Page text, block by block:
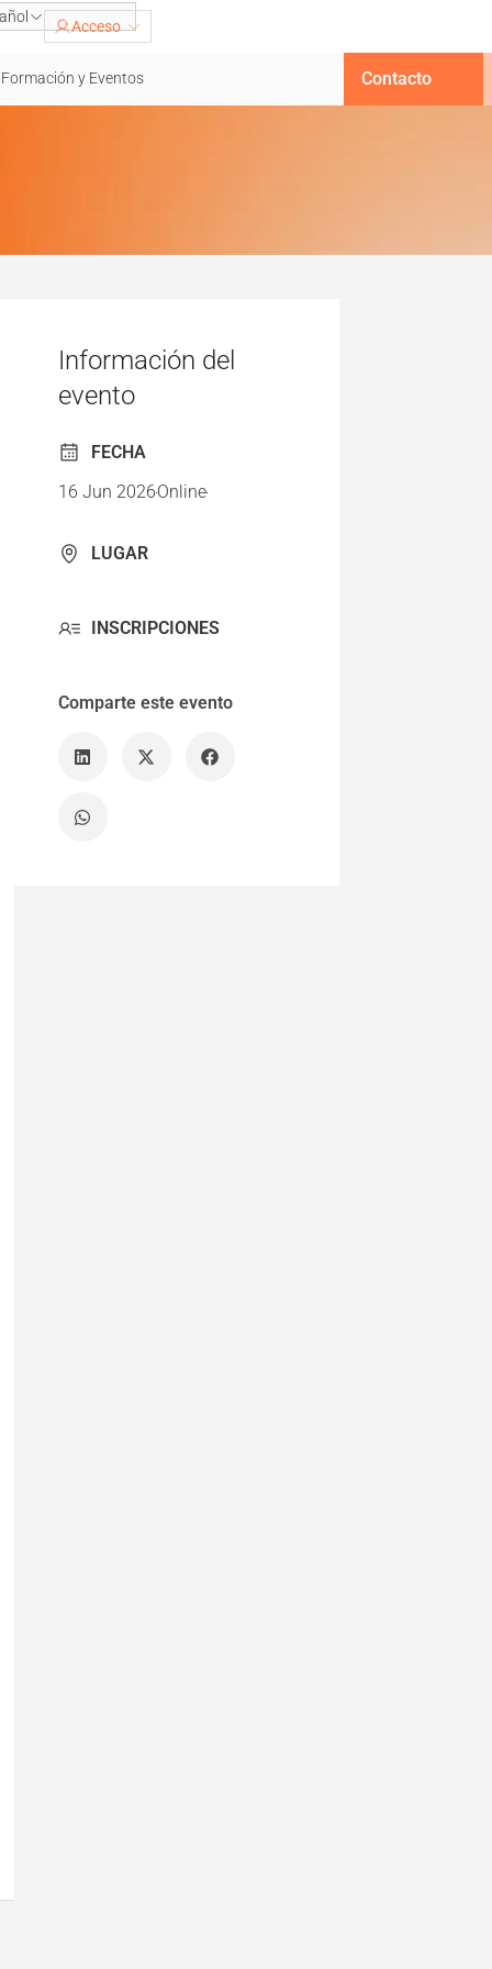
Acceso
Formación y Eventos Contacto
Información del
evento
FECHA
16 Jun 2026Online
LUGAR
INSCRIPCIONES
Comparte este evento